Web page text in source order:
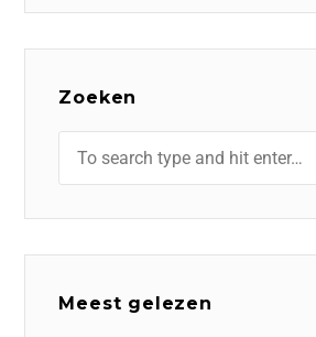
Zoeken
Meest gelezen